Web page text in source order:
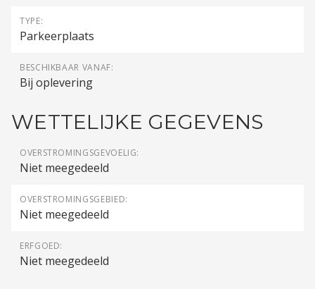
TYPE:
Parkeerplaats
BESCHIKBAAR VANAF:
Bij oplevering
WETTELIJKE GEGEVENS
OVERSTROMINGSGEVOELIG:
Niet meegedeeld
OVERSTROMINGSGEBIED:
Niet meegedeeld
ERFGOED:
Niet meegedeeld